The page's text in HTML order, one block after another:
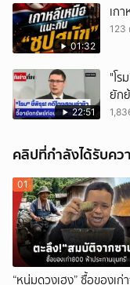
01:32
เก
123
22:51
"โ
ยัก
คลิปที่กำลังได้รับค
01
“หนุ่มดวงเฮง” ซื้อของเก่